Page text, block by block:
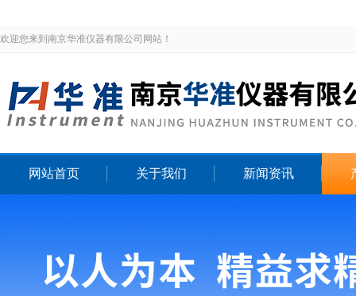
欢迎您来到南京华准仪器有限公司网站！
网站首页 关于我们 新闻资讯